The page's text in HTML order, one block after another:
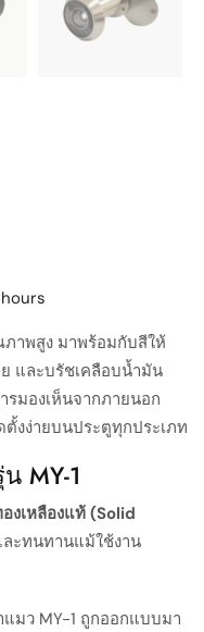
ภาพสูง มาพร้อมกับสีให้
และบรัชเคลือบน้ำมัน
มองเห็นจากภายนอก
งง่ายบนประตูทุกประเภท
MY-1
งเหลืองแท้ (Solid
ะทนทานแม้ใช้งาน
มว MY-1 ถูกออกแบบมา